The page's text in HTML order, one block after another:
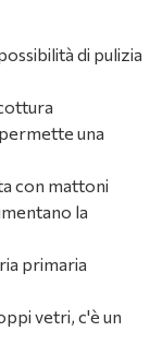
di pulizia
una
con mattoni
la
primaria
vetri, c'è un